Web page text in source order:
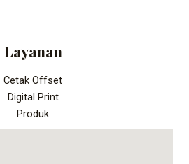
Layanan
Cetak Offset
Digital Print
Produk